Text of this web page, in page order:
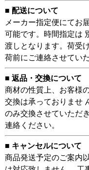
■ 配送について
メーカー指定便にてお
可能です。時間指定は
渡しとなります。荷受
荷前にご連絡させてい
■ 返品・交換について
商材の性質上、お客様
交換は承っておりませ
のみ交換させていただ
連絡ください。
■ キャンセルについて
商品発送予定のご案内